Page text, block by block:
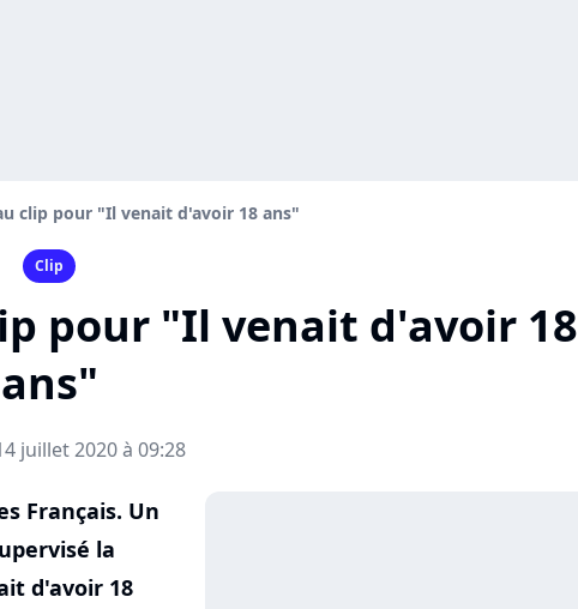
clip pour "Il venait d'avoir 18 ans"
Clip
pour "Il venait d'avoir 18
ans"
juillet 2020 à 09:28
Français. Un
la
d'avoir 18